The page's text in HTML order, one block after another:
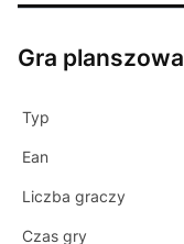
Gra planszowa
Typ
Ean
Liczba graczy
Czas gry